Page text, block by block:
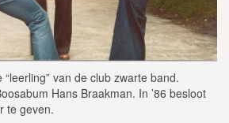
van de club zwarte band.
Hans Braakman. In ’86 besloot
te geven.